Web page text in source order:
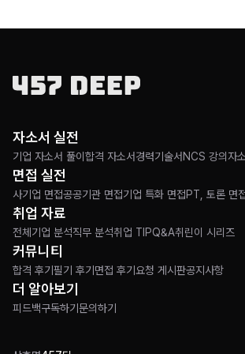
자소서 실전
기업 자소서 풀이 합격 자소서경력기술서 NCS 강의자
면접 실전
사기업 면접공공기관 면접기업 특화 면접PT, 토론 면
취업 자료
전체 기업 분석직무 분석취업 TIPQ&A취린이 시리즈
커뮤니티
합격 후기 필기 후기 면접 후기 요청 게시판공지사항
더 알아보기
피드백구독하기 문의하기